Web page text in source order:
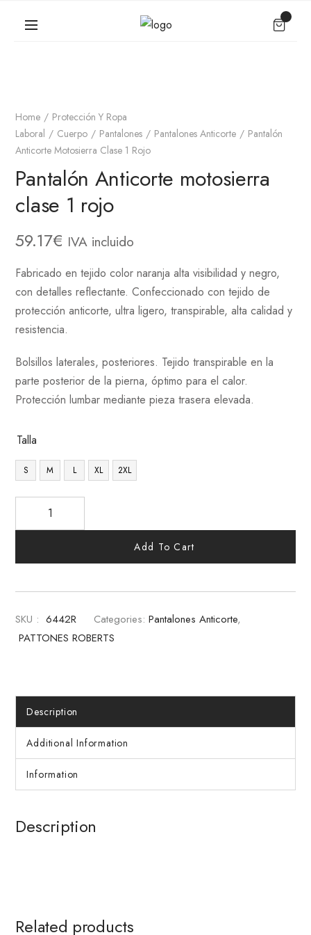
Home
Protección Y Ropa
Laboral
Cuerpo Pantalones Pantalones Anticorte
Pantalón
Anticorte Motosierra Clase 1 Rojo
Pantalón Anticorte motosierra
clase 1 rojo
59.17€ IVA incluido
Fabricado en tejido color naranja alta visibilidad y negro,
con detalles reflectante. Confeccionado con tejido de
protección anticorte, ultra ligero, transpirable, alta calidad y
resistencia.
Bolsillos laterales, posteriores. Tejido transpirable en la
parte posterior de la pierna, óptimo para el calor.
Protección lumbar mediante pieza trasera elevada.
Talla
S M L XL 2XL
Add To Cart
SKU : 6442R Categories: Pantalones Anticorte,
PATTONES ROBERTS
Description
Additional Information
Information
Description
Related products